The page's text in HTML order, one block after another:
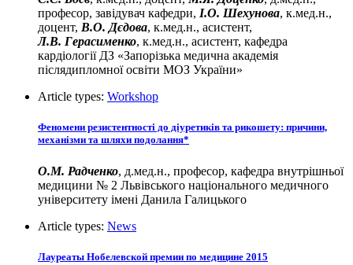
професор, завідувач кафедри, І.О. Шехунова, к.мед.н.,
доцент, В.О. Дєдова, к.мед.н., асистент,
Л.В. Герасименко, к.мед.н., асистент, кафедра
кардіології ДЗ «Запорізька медична академія
післядипломної освіти МОЗ України»
Article types: Workshop
Феномени резистентності до діуретиків та рикошету: причини,
механізми та шляхи подолання*
О.М. Радченко, д.мед.н., професор, кафедра внутрішньої
медицини № 2 Львівського національного медичного
університету імені Данила Галицького
Article types: News
Лауреаты Нобелевской премии по медицине 2015